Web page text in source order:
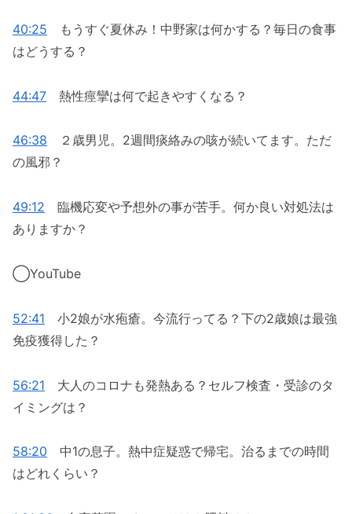
40:25 もうすぐ夏休み！中野家は何かする？毎日の食事
はどうする？
44:47 熱性痙攣は何で起きやすくなる？
46:38 ２歳男児。2週間痰絡みの咳が続いてます。ただ
の風邪？
49:12 臨機応変や予想外の事が苦手。何か良い対処法は
ありますか？
◯YouTube
52:41 小2娘が水疱瘡。今流行ってる？下の2歳娘は最強
免疫獲得した？
56:21 大人のコロナも発熱ある？セルフ検査・受診のタ
イミングは？
58:20 中1の息子。熱中症疑惑で帰宅。治るまでの時間
はどれくらい？